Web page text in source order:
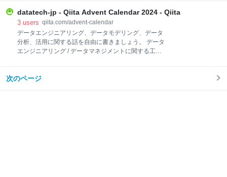
って遊ぼうぜ！ 年末のお祭りに乗っかってラフに開発
を楽しみましょう！ 下記レギュレーションをよくお読
みの上ご参加ください。 クソアプリアドベントカレン
ダー2024のために新規で何らかの作品や機能を作成し
てください。 既存のサービスやアプリを持ち出す場合
とします。既存作品の紹介だけという形の記事はご遠
慮ください。 アドベントカレンダーに出す対象は自作
datatech-jp - Qiita Advent Calendar 2024 - Qiita
3 users qiita.com/advent-calendar
データエンジニアリング、データモデリング、データ
分析、活用に関する話を自由に書きましょう。 データ
エンジニアリング / データマネジメントに関する工夫
ータスチュワード / データメッシュ / データコントラク
次のページ